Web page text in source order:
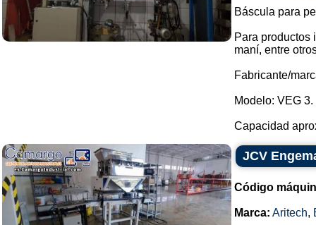
Báscula para
Para productos
maní, entre
Fabricante/
Modelo: VEG 3.
Capacidad
JCV
Código
Marca: Aritech,